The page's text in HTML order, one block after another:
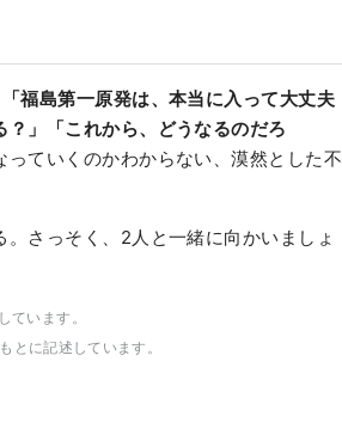
「福島第一原発は、本当に入って大丈夫
」「これから、どうなるのだろ
ていくのかわからない、漠然とした不
さっそく、2人と一緒に向かいましょ
ています。
とに記述しています。